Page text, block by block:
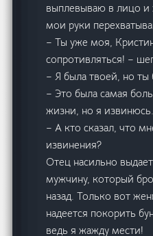
выплевываю в лицо и
мои руки
– Ты уже моя,
сопротивляться! –
– Я была твоей, но ты
– Это была самая
жизни, но я извинюсь.
– А кто сказал, что
извинения?
Отец насильно
мужчину, который
назад. Только вот
надеется покорить
ведь я жажду мести!